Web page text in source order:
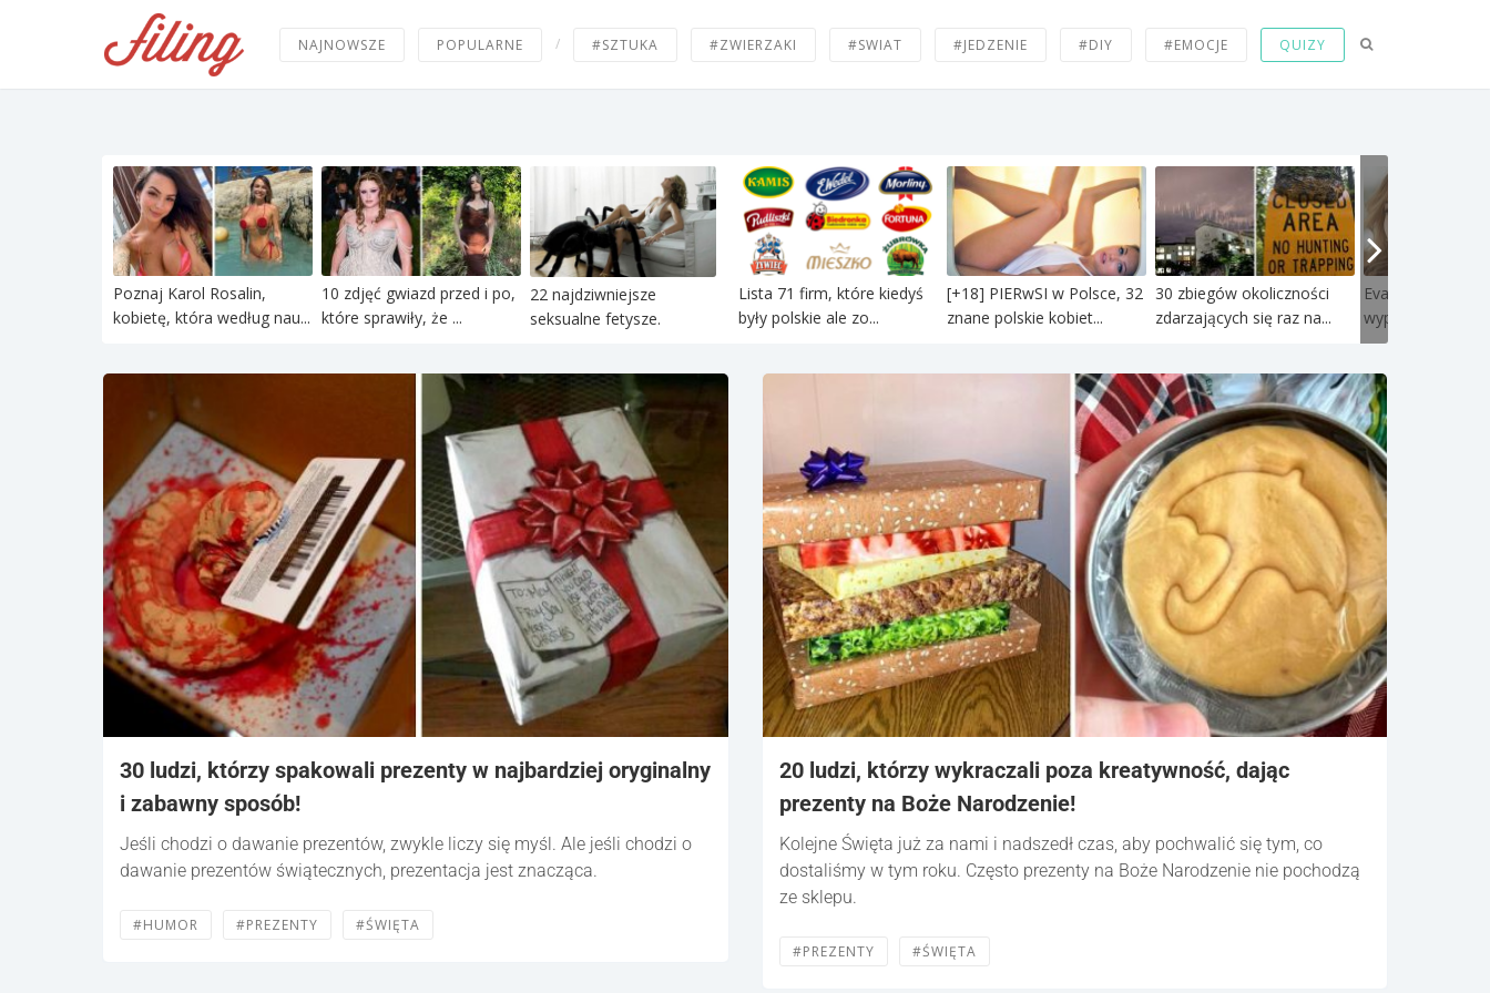
NAJNOWSZE POPULARNE / #SZTUKA #ZWIERZAKI #SWIAT #JEDZENIE #DIY #EMOCJE QUIZY
Poznaj Karol Rosalin,
kobietę, która według nau...
10 zdjęć gwiazd przed i po,
które sprawiły, że ...
22 najdziwniejsze
seksualne fetysze.
Lista 71 firm, które kiedyś
były polskie ale zo...
[+18] PIERwSI w Polsce, 32
znane polskie kobiet...
30 zbiegów okoliczności
zdarzających się raz na...
Eva Mendes
wypełniaczy,
30 ludzi, którzy spakowali prezenty w najbardziej oryginalny
i zabawny sposób!
Jeśli chodzi o dawanie prezentów, zwykle liczy się myśl. Ale jeśli chodzi o
dawanie prezentów świątecznych, prezentacja jest znacząca.
#HUMOR #PREZENTY #ŚWIĘTA
20 ludzi, którzy wykraczali poza kreatywność, dając
prezenty na Boże Narodzenie!
Kolejne Święta już za nami i nadszedł czas, aby pochwalić się tym, co
dostaliśmy w tym roku. Często prezenty na Boże Narodzenie nie pochodzą
ze sklepu.
#PREZENTY #ŚWIĘTA